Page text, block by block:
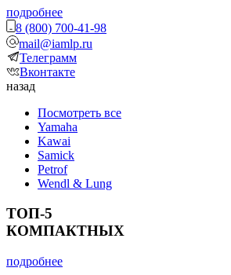
подробнее
8 (800) 700-41-98
mail@iamlp.ru
Телеграмм
Вконтакте
назад
Посмотреть все
Yamaha
Kawai
Samick
Petrof
Wendl & Lung
ТОП-5
КОМПАКТНЫХ
подробнее